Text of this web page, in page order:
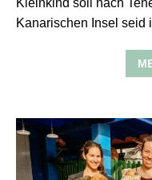
Kleinkind soll nach
Kanarischen Insel seid